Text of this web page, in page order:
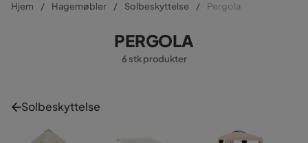
Hjem Hagemøbler Solbeskyttelse Pergola
PERGOLA
6 stk produkter
Solbeskyttelse